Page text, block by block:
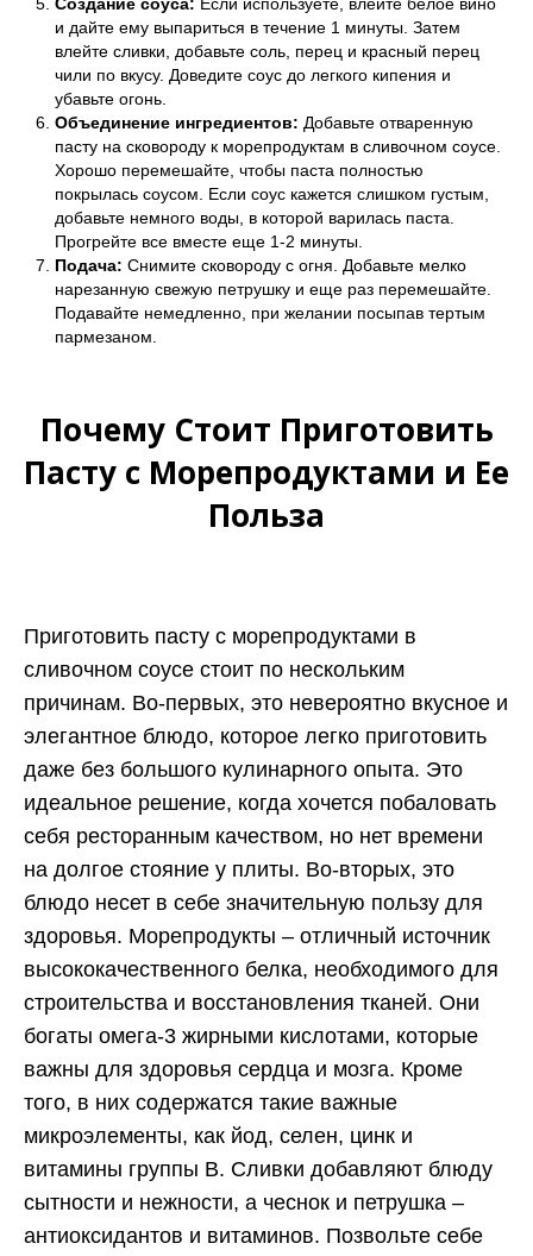
Создание соуса: Если используете, влейте белое вино
и дайте ему выпариться в течение 1 минуты. Затем
влейте сливки, добавьте соль, перец и красный перец
чили по вкусу. Доведите соус до легкого кипения и
убавьте огонь.
Объединение ингредиентов: Добавьте отваренную
пасту на сковороду к морепродуктам в сливочном соусе.
Хорошо перемешайте, чтобы паста полностью
покрылась соусом. Если соус кажется слишком густым,
добавьте немного воды, в которой варилась паста.
Прогрейте все вместе еще 1-2 минуты.
Подача: Снимите сковороду с огня. Добавьте мелко
нарезанную свежую петрушку и еще раз перемешайте.
Подавайте немедленно, при желании посыпав тертым
пармезаном.
Почему Стоит Приготовить
Пасту с Морепродуктами и Ее
Польза
Приготовить пасту с морепродуктами в
сливочном соусе стоит по нескольким
причинам. Во-первых, это невероятно вкусное и
элегантное блюдо, которое легко приготовить
даже без большого кулинарного опыта. Это
идеальное решение, когда хочется побаловать
себя ресторанным качеством, но нет времени
на долгое стояние у плиты. Во-вторых, это
блюдо несет в себе значительную пользу для
здоровья. Морепродукты – отличный источник
высококачественного белка, необходимого для
строительства и восстановления тканей. Они
богаты омега-3 жирными кислотами, которые
важны для здоровья сердца и мозга. Кроме
того, в них содержатся такие важные
микроэлементы, как йод, селен, цинк и
витамины группы В. Сливки добавляют блюду
сытности и нежности, а чеснок и петрушка –
антиоксидантов и витаминов. Позвольте себе